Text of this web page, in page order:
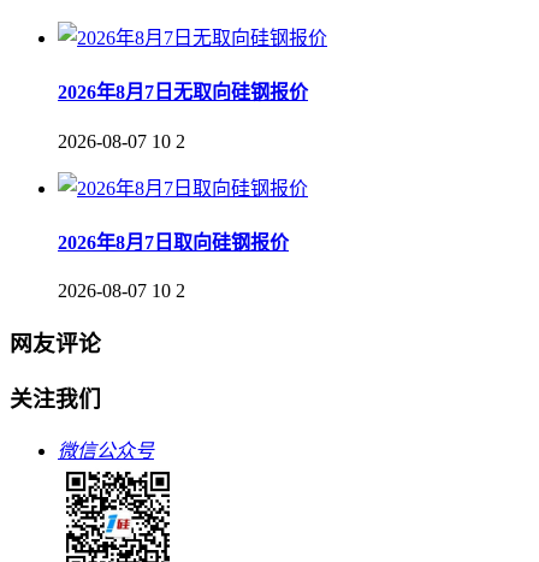
2026年8月7日无取向硅钢报价
2026-08-07 10 2
2026年8月7日取向硅钢报价
2026-08-07 10 2
网友评论
关注我们
微信公众号